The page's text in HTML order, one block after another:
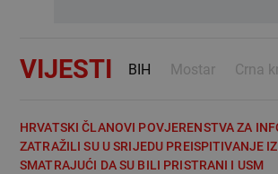
VIJESTI BIH Mostar Crna
HRVATSKI ČLANOVI POVJERENSTVA ZA
ZATRAŽILI SU U SRIJEDU PREISPITIVANJE
SMATRAJUĆI DA SU BILI PRISTRANI I USM